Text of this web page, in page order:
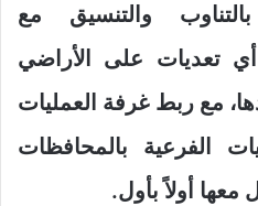
والتنسيق مع
تعديات على الأراضي
مع ربط غرفة العمليات
الفرعية بالمحافظات
معها أولاً بأول.